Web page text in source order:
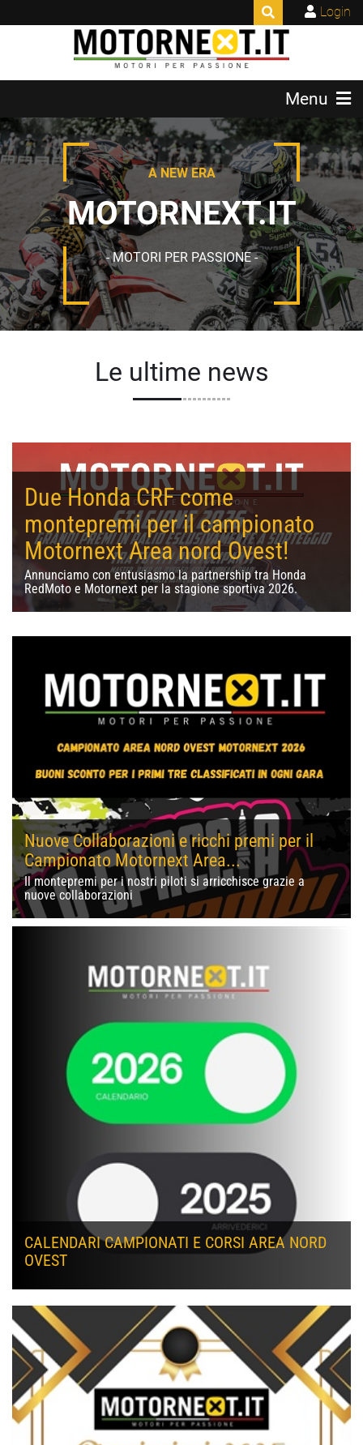
Login
Menu
A NEW ERA
MOTORNEXT.IT
- MOTORI PER PASSIONE -
Le ultime news
Due Honda CRF come
montepremi per il campionato
Motornext Area nord Ovest!
Annunciamo con entusiasmo la partnership tra Honda
RedMoto e Motornext per la stagione sportiva 2026.
Nuove Collaborazioni e ricchi premi per il
Campionato Motornext Area...
Il montepremi per i nostri piloti si arricchisce grazie a
nuove collaborazioni
CALENDARI CAMPIONATI E CORSI AREA NORD
OVEST
https://www.motornext.it/it-it/Campionati/Area-Nord-
Ovest/Calendario